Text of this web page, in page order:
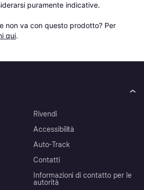
puramente indicative.
non va con questo prodotto? Per
qui.
Rivendi
Accessibilità
Auto-Track
Contatti
Informazioni di contatto per le
autorità